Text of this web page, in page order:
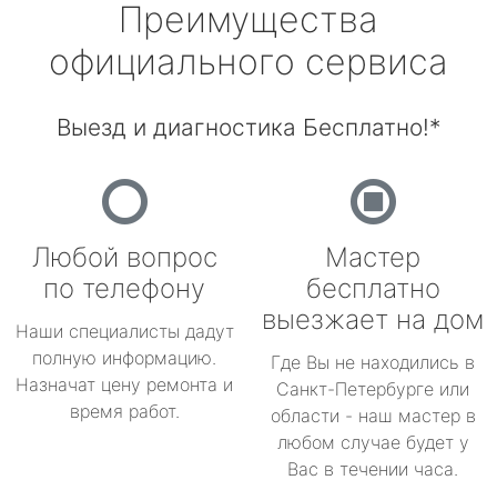
Преимущества
официального сервиса
Выезд и диагностика Бесплатно!*
Любой вопрос
по телефону
Наши специалисты дадут
полную информацию.
Назначат цену ремонта и
время работ.
Мастер
бесплатно
выезжает на дом
Где Вы не находились в
Санкт-Петербурге или
области - наш мастер в
любом случае будет у
Вас в течении часа.